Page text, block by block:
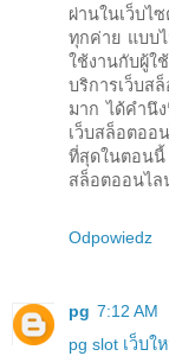
ผ่านในเว็บไ
ทุกค่าย แบบ
ใช้งานกับผู้
บริการเว็บส
มาก ได้คำนึ
เว็บสล็อตออ
ที่สุดในตอน
สล็อตออนไล
Odpowiedz
pg 7:12 AM
pg slot เว็บใ